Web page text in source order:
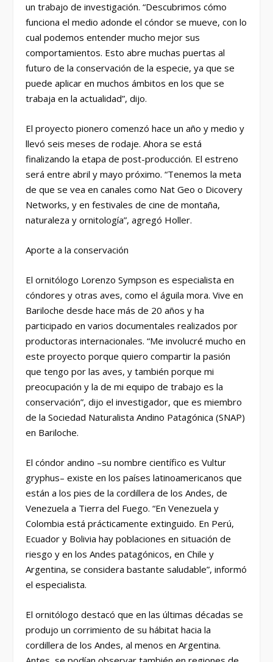
un trabajo de investigación. “Descubrimos cómo
funciona el medio adonde el cóndor se mueve, con lo
cual podemos entender mucho mejor sus
comportamientos. Esto abre muchas puertas al
futuro de la conservación de la especie, ya que se
puede aplicar en muchos ámbitos en los que se
trabaja en la actualidad”, dijo.
El proyecto pionero comenzó hace un año y medio y
llevó seis meses de rodaje. Ahora se está
finalizando la etapa de post-producción. El estreno
será entre abril y mayo próximo. “Tenemos la meta
de que se vea en canales como Nat Geo o Dicovery
Networks, y en festivales de cine de montaña,
naturaleza y ornitología”, agregó Holler.
Aporte a la conservación
El ornitólogo Lorenzo Sympson es especialista en
cóndores y otras aves, como el águila mora. Vive en
Bariloche desde hace más de 20 años y ha
participado en varios documentales realizados por
productoras internacionales. “Me involucré mucho en
este proyecto porque quiero compartir la pasión
que tengo por las aves, y también porque mi
preocupación y la de mi equipo de trabajo es la
conservación”, dijo el investigador, que es miembro
de la Sociedad Naturalista Andino Patagónica (SNAP)
en Bariloche.
El cóndor andino –su nombre científico es Vultur
gryphus– existe en los países latinoamericanos que
están a los pies de la cordillera de los Andes, de
Venezuela a Tierra del Fuego. “En Venezuela y
Colombia está prácticamente extinguido. En Perú,
Ecuador y Bolivia hay poblaciones en situación de
riesgo y en los Andes patagónicos, en Chile y
Argentina, se considera bastante saludable”, informó
el especialista.
El ornitólogo destacó que en las últimas décadas se
produjo un corrimiento de su hábitat hacia la
cordillera de los Andes, al menos en Argentina.